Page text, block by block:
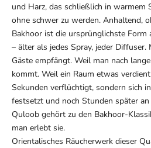
und Harz, das schließlich in warmem
ohne schwer zu werden. Anhaltend,
Bakhoor ist die ursprünglichste Form
– älter als jedes Spray, jeder Diffuser.
Gäste empfängt. Weil man nach
kommt. Weil ein Raum etwas
Sekunden verflüchtigt, sondern sich
festsetzt und noch Stunden später
Quloob gehört zu den Bakhoor-
man erlebt sie.
Orientalisches Räucherwerk dieser